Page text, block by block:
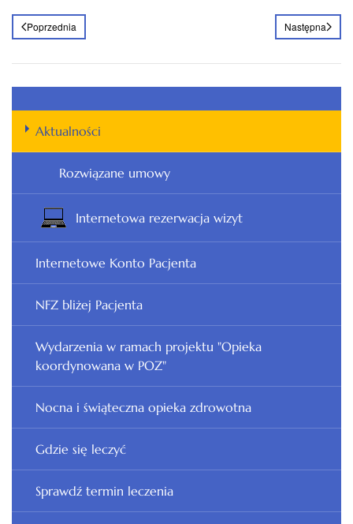
Poprzednia Następna
Aktualności
Rozwiązane umowy
Internetowa rezerwacja wizyt
Internetowe Konto Pacjenta
NFZ bliżej Pacjenta
Wydarzenia w ramach projektu "Opieka
koordynowana w POZ"
Nocna i świąteczna opieka zdrowotna
Gdzie się leczyć
Sprawdź termin leczenia